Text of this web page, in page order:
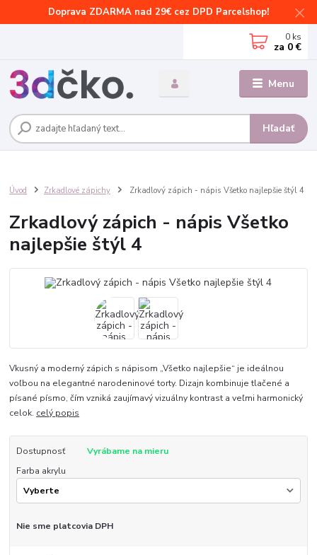
Doprava ZDARMA nad 29€ cez DPD Parcelshop!
Menu
Hľadať
0 ks
za 0 €
Úvod Zrkadlové zápichy Zrkadlový zápich - nápis Všetko najlepšie štýl 4
Zrkadlový zápich - nápis Všetko
najlepšie štýl 4
Vkusný a moderný zápich s nápisom „Všetko najlepšie“ je ideálnou
voľbou na elegantné narodeninové torty. Dizajn kombinuje tlačené a
písané písmo, čím vzniká zaujímavý vizuálny kontrast a veľmi harmonický
celok. celý popis
Dostupnosť
Vyrábame na mieru
Farba akrylu
Nie sme platcovia DPH